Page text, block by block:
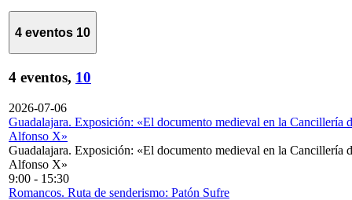
4 eventos 10
4 eventos, 10
2026-07-06
Guadalajara. Exposición: «El documento medieval en la Cancillería
Alfonso X»
Guadalajara. Exposición: «El documento medieval en la Cancillería
Alfonso X»
9:00 - 15:30
Romancos. Ruta de senderismo: Patón Sufre